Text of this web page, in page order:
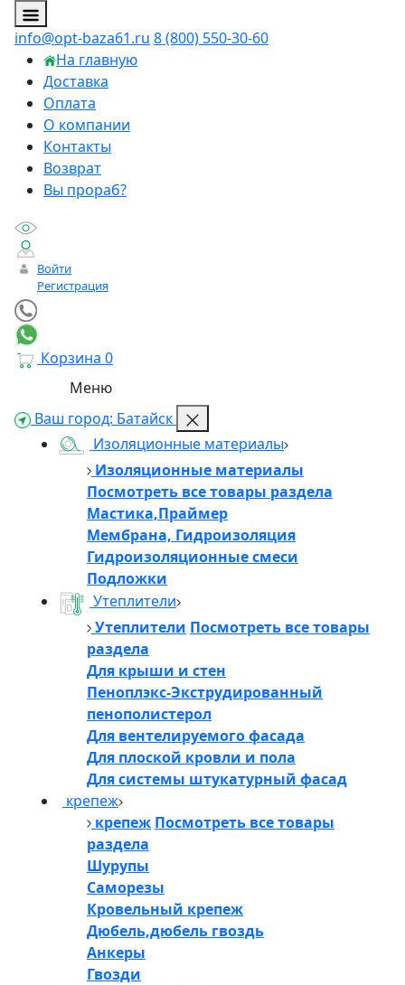
info@opt-baza61.ru 8 (800) 550-30-60
На главную
Доставка
Оплата
О компании
Контакты
Возврат
Вы прораб?
Войти
Регистрация
Корзина 0
Меню
Ваш город: Батайск
Изоляционные материалы
Изоляционные материалы
Посмотреть все товары раздела
Мастика,Праймер
Мембрана, Гидроизоляция
Гидроизоляционные смеси
Подложки
Утеплители
Утеплители Посмотреть все товары
раздела
Для крыши и стен
Пеноплэкс-Экструдированный
пенополистерол
Для вентелируемого фасада
Для плоской кровли и пола
Для системы штукатурный фасад
крепеж
крепеж Посмотреть все товары
раздела
Шурупы
Саморезы
Кровельный крепеж
Дюбель,дюбель гвоздь
Анкеры
Гвозди